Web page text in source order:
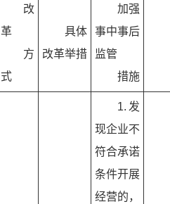
改
革
方
式
具体
改革举措
加强
事中事后
监管
措施
1.发
现企业不
符合承诺
条件开展
经营的，